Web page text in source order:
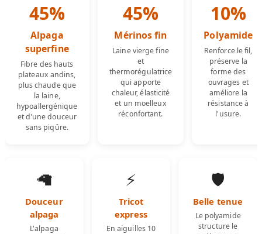
45%
Alpaga
superfine
Fibre des hauts
plateaux andins,
plus chaude que
la laine,
hypoallergénique
et d'une douceur
sans piqûre.
45%
Mérinos fin
Laine vierge fine
et
thermorégulatrice
qui apporte
chaleur, élasticité
et un moelleux
réconfortant.
10%
Polyamide
Renforce le fil,
préserve la
forme des
ouvrages et
améliore la
résistance à
l'usure.
🦙
Douceur
alpaga
L'alpaga
⚡
Tricot
express
En aiguilles 10
🛡️
Belle tenue
Le polyamide
structure le